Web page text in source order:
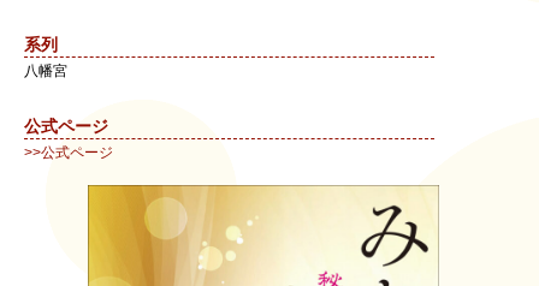
系列
八幡宮
公式ページ
>>公式ページ